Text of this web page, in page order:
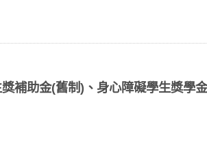
補助金(舊制)、身心障礙學生獎學